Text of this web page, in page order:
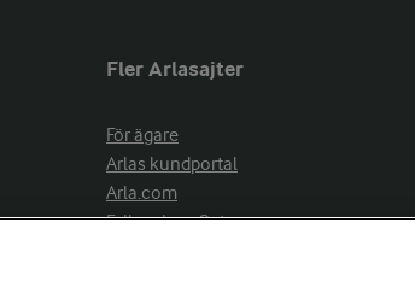
Fler Arlasajter
För ägare
Arlas kundportal
Arla.com
Falbygdens Ost